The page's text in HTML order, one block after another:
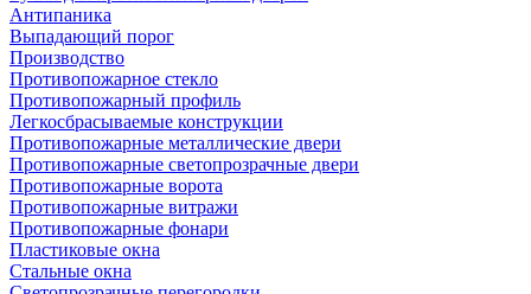
Антипаника
Выпадающий порог
Производство
Противопожарное стекло
Противопожарный профиль
Легкосбрасываемые конструкции
Противопожарные металлические двери
Противопожарные светопрозрачные двери
Противопожарные ворота
Противопожарные витражи
Противопожарные фонари
Пластиковые окна
Стальные окна